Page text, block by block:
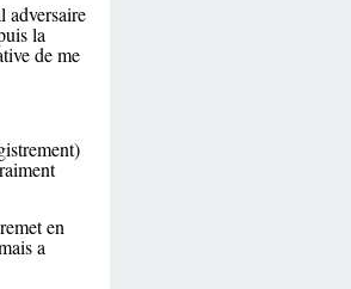
adversaire
la
de me
en
a